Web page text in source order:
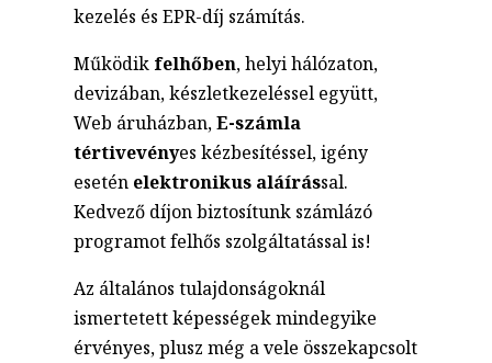
kezelés és EPR-díj számítás.
Működik felhőben, helyi hálózaton,
devizában, készletkezeléssel együtt,
Web áruházban,E-számla
tértivevényes kézbesítéssel, igény
esetén elektronikus aláírással.
Kedvező díjon biztosítunk számlázó
programot felhős szolgáltatással is!
Az általános tulajdonságoknál
ismertetett képességek mindegyike
érvényes, plusz még a vele összekapcsolt